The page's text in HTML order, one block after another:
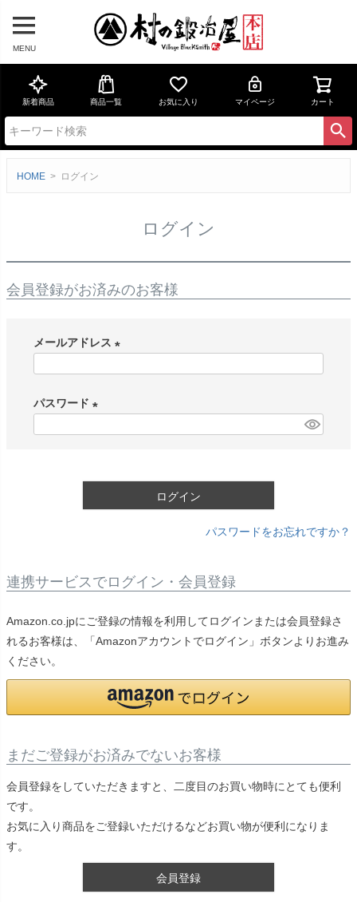
MENU
新着商品 商品一覧 お気に入り マイページ カート
HOME ログイン
ログイン
会員登録がお済みのお客様
メールアドレス
パスワード
ログイン
パスワードをお忘れですか？
連携サービスでログイン・会員登録
Amazon.co.jpにご登録の情報を利用してログインまたは会員登録さ
れるお客様は、「Amazonアカウントでログイン」ボタンよりお進み
ください。
まだご登録がお済みでないお客様
会員登録をしていただきますと、二度目のお買い物時にとても便利
です。
お気に入り商品をご登録いただけるなどお買い物が便利になりま
す。
会員登録